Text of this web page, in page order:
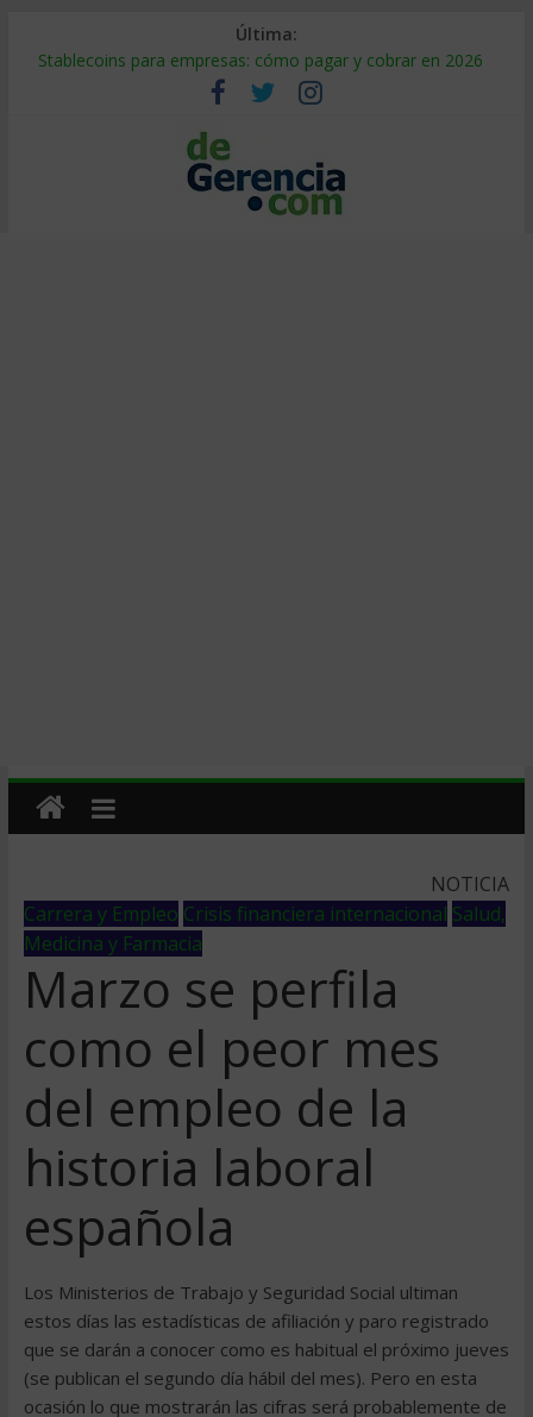
Última:
Stablecoins para empresas: cómo pagar y cobrar en 2026
Despido silencioso: qué es y por qué sale tan caro
IA en selección de personal: cómo auditarla a tiempo
Trabajo forzoso en la cadena de suministro: qué hacer
Mercado hispano de EE. UU.: cómo segmentarlo y venderle
NOTICIA
Carrera y Empleo Crisis financiera internacional Salud,
Medicina y Farmacia
Marzo se perfila
como el peor mes
del empleo de la
historia laboral
española
Los Ministerios de Trabajo y Seguridad Social ultiman
estos días las estadísticas de afiliación y paro registrado
que se darán a conocer como es habitual el próximo jueves
(se publican el segundo día hábil del mes). Pero en esta
ocasión lo que mostrarán las cifras será probablemente de